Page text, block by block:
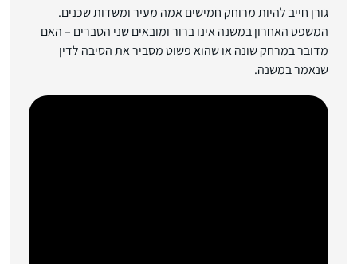
גורן חייב להיות מרוחק חמישים אמה מעיר ומשדות שכנים.
המשפט האחרון במשנה אינו ברור ומובאים שני הסברים – האם
מדובר במרחק שונה או שהוא פשוט מסביר את הסיבה לדין
שנאמר במשנה.